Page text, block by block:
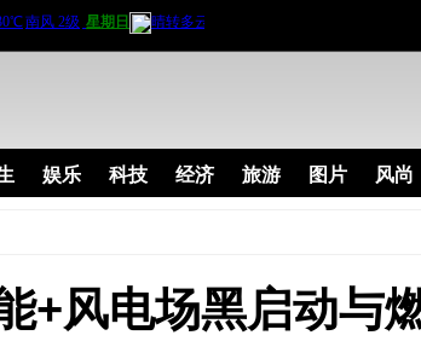
娱乐 科技 经济 旅游 图片 风尚
+风电场黑启动与